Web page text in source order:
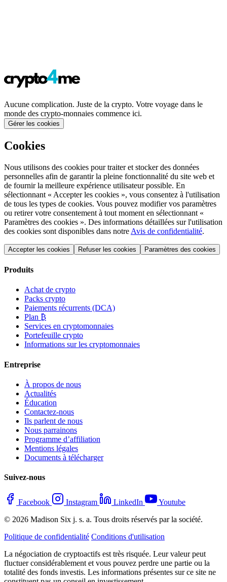
Aucune complication. Juste de la crypto. Votre voyage dans le
monde des crypto-monnaies commence ici.
Gérer les cookies
Cookies
Nous utilisons des cookies pour traiter et stocker des données
personnelles afin de garantir la pleine fonctionnalité du site web et
de fournir la meilleure expérience utilisateur possible. En
sélectionnant « Accepter les cookies », vous consentez à l'utilisation
de tous les types de cookies. Vous pouvez modifier vos paramètres
ou retirer votre consentement à tout moment en sélectionnant «
Paramètres des cookies ». Des informations détaillées sur l'utilisation
des cookies sont disponibles dans notre Avis de confidentialité.
Accepter les cookies Refuser les cookies Paramètres des cookies
Produits
Achat de crypto
Packs crypto
Paiements récurrents (DCA)
Plan ₿
Services en cryptomonnaies
Portefeuille crypto
Informations sur les cryptomonnaies
Entreprise
À propos de nous
Actualités
Éducation
Contactez-nous
Ils parlent de nous
Nous parrainons
Programme d’affiliation
Mentions légales
Documents à télécharger
Suivez-nous
Facebook Instagram LinkedIn
Youtube
© 2026 Madison Six j. s. a. Tous droits réservés par la société.
Politique de confidentialité Conditions d'utilisation
La négociation de cryptoactifs est très risquée. Leur valeur peut
fluctuer considérablement et vous pouvez perdre une partie ou la
totalité des fonds investis. Les informations présentes sur ce site ne